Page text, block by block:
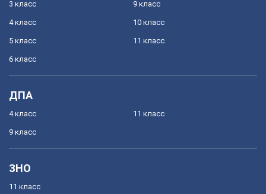
3 класс
4 класс
5 класс
6 класс
9 класс
10 класс
11 класс
ДПА
4 класс
9 класс
11 класс
ЗНО
11 класс